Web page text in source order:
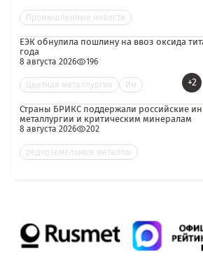
Промышленные новости
ЕЭК обнулила пошлину на ввоз оксида
года
8 августа 2026 196
Цветная металлургия Им +2
Страны БРИКС поддержали российские
металлургии и критическим минералам
8 августа 2026 202
редкоземельные металлы